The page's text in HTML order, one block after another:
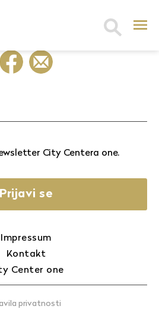
Search
City Centera one.
Prijavi se
Impressum
Kontakt
Center one
privatnosti